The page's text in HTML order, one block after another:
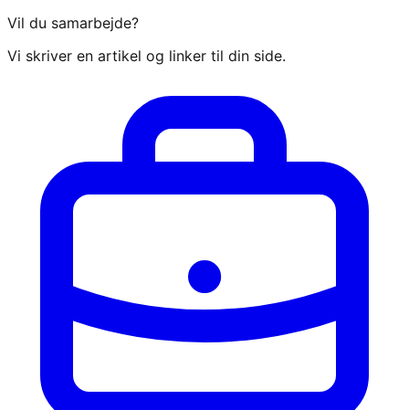
Vil du samarbejde?
Vi skriver en artikel og linker til din side.